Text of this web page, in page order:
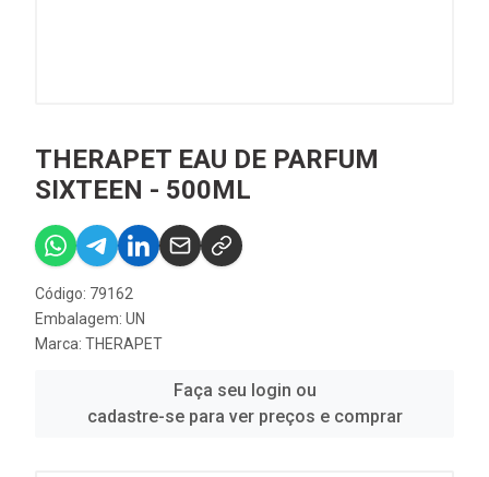
THERAPET EAU DE PARFUM
SIXTEEN - 500ML
Código: 79162
Embalagem: UN
Marca: THERAPET
Faça seu login ou
cadastre-se para ver preços e comprar